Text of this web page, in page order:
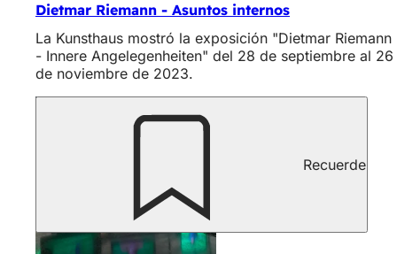
Dietmar Riemann - Asuntos internos
La Kunsthaus mostró la exposición "Dietmar Riemann
- Innere Angelegenheiten" del 28 de septiembre al 26
de noviembre de 2023.
Recuerde